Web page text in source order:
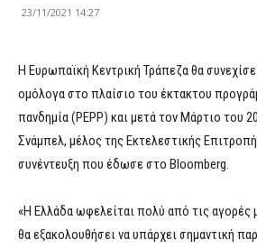
23/11/2021 14:27
H Ευρωπαϊκή Κεντρική Τράπεζα θα
ομόλογα στο πλαίσιο του έκτακτου
πανδημία (PEPP) και μετά τον Μάρτιο του
Σνάμπελ, μέλος της Εκτελεστικής
συνέντευξη που έδωσε στο Bloomberg.
«Η Ελλάδα ωφελείται πολύ από τις αγορές
θα εξακολουθήσει να υπάρχει σημαντική